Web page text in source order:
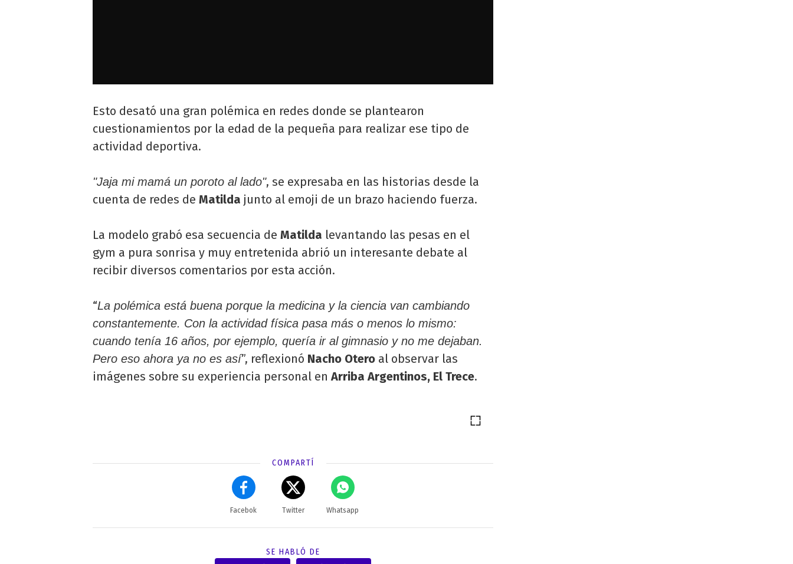
Esto desató una gran polémica en redes donde se plantearon
cuestionamientos por la edad de la pequeña para realizar ese tipo de
actividad deportiva.
"Jaja mi mamá un poroto al lado", se expresaba en las historias desde la
cuenta de redes de Matilda junto al emoji de un brazo haciendo fuerza.
La modelo grabó esa secuencia de Matilda levantando las pesas en el
gym a pura sonrisa y muy entretenida abrió un interesante debate al
recibir diversos comentarios por esta acción.
“La polémica está buena porque la medicina y la ciencia van cambiando
constantemente. Con la actividad física pasa más o menos lo mismo:
cuando tenía 16 años, por ejemplo, quería ir al gimnasio y no me dejaban.
Pero eso ahora ya no es así”, reflexionó Nacho Otero al observar las
imágenes sobre su experiencia personal en Arriba Argentinos, El Trece.
COMPARTÍ
Facebok Twitter Whatsapp
SE HABLÓ DE